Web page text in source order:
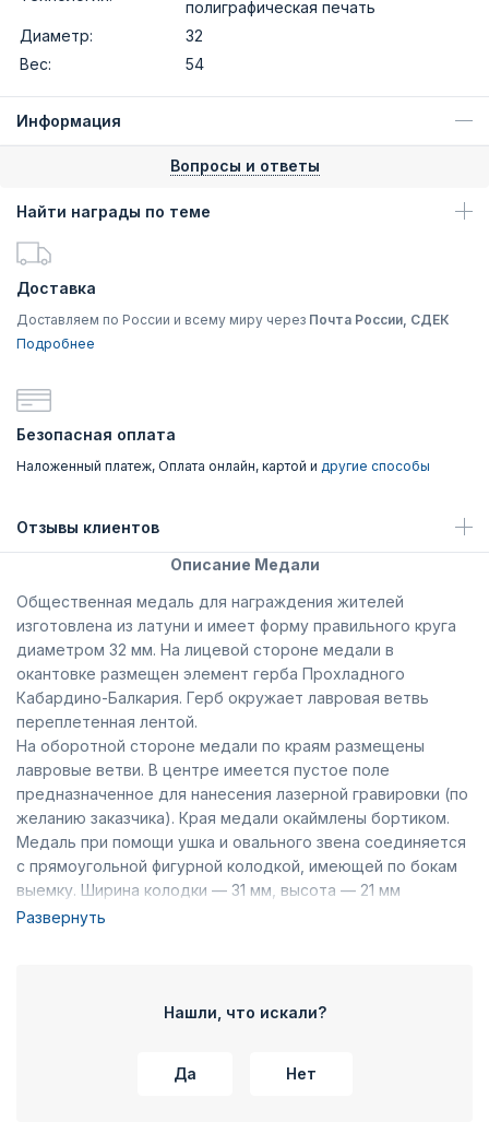
полиграфическая печать
Диаметр:
32
Вес:
54
Информация
Вопросы и ответы
Найти награды по теме
Доставка
Доставляем по России и всему миру через Почта России, СДЕК
Подробнее
Безопасная оплата
Наложенный платеж, Оплата онлайн, картой и другие способы
Отзывы клиентов
Описание Медали
Общественная медаль для награждения жителей
изготовлена из латуни и имеет форму правильного круга
диаметром 32 мм. На лицевой стороне медали в
окантовке размещен элемент герба Прохладного
Кабардино-Балкария. Герб окружает лавровая ветвь
переплетенная лентой.
На оборотной стороне медали по краям размещены
лавровые ветви. В центре имеется пустое поле
предназначенное для нанесения лазерной гравировки (по
желанию заказчика). Края медали окаймлены бортиком.
Медаль при помощи ушка и овального звена соединяется
с прямоугольной фигурной колодкой, имеющей по бокам
выемку. Ширина колодки — 31 мм, высота — 21 мм
(включая нижний выступ). Вдоль основания колодки
текстом. Текст зависит от выбора заказчика. Колодка
Развернуть
Нашли, что искали?
Да Нет